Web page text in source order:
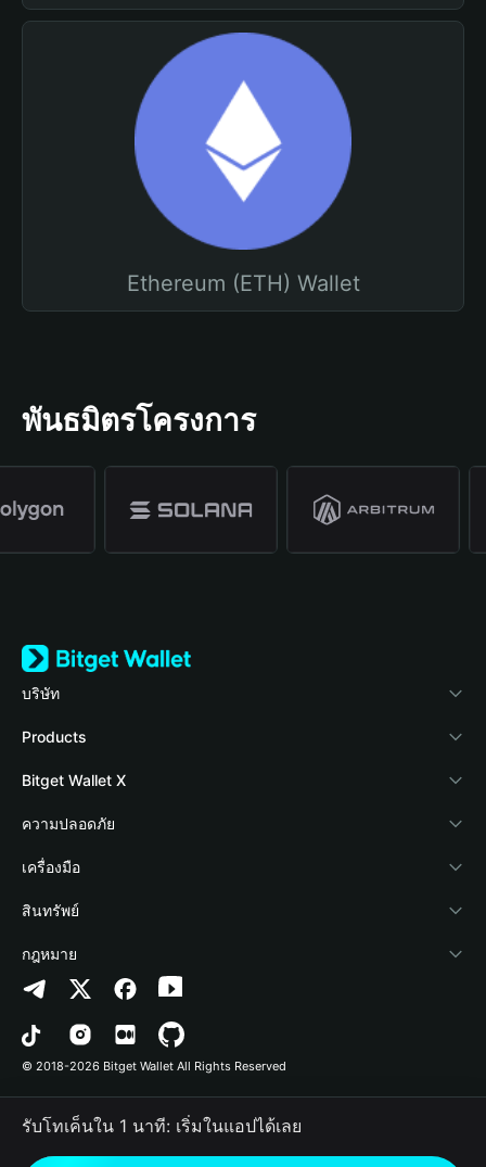
Ethereum (ETH) Wallet
พันธมิตรโครงการ
บริษัท
เกี่ยวกับ Bitget Wallet
Blog
Academy
ข่าวสารด้านคริปโต
ศูนย์ช่วยเหลือ
ติดต่อเรา
ทรัพยากรข้อมูลของแบรนด์
อาชีพ
Products
Crypto Card
Stablecoin Earn
Payfi Crypto
Crypto Swap API
Altcoin Season Index
Prediction Markets
DApp
RWA
Bitget Wallet X
นักพัฒนา
เชื่อมต่อ Wallet
Bitget Wallet Pay
ลิสต์โปรเจกต์
ความปลอดภัย
Protection Fund
เทคโนโลยีความปลอดภัย
เครื่องมือ
ซื้อคริปโต
การตรวจจับการอนุญาต
การตรวจจับสัญญา
การโอนเป็นชุด
สินทรัพย์
Arbitrum
Avalanche
Bitcoin
Polygon
กฎหมาย
นโยบายความเป็นส่วนตัว
ข้อตกลงในการใช้บริการ
© 2018-2026 Bitget Wallet All Rights Reserved
รับโทเค็นใน 1 นาที: เริ่มในแอปได้เลย